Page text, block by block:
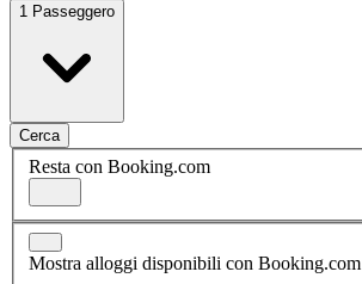
1 Passeggero
Cerca
Resta con Booking.com
Mostra alloggi disponibili con Booking.com